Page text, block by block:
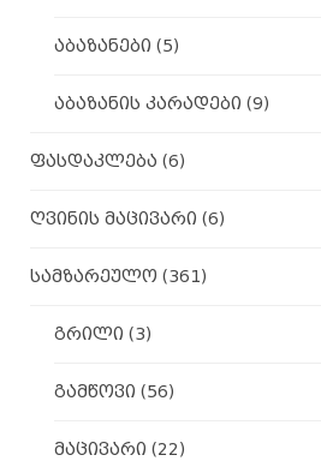
აბაზანები (5)
აბაზანის კარადები (9)
ფასდაკლება (6)
ღვინის მაცივარი (6)
სამზარეულო (361)
გრილი (3)
გამწოვი (56)
მაცივარი (22)